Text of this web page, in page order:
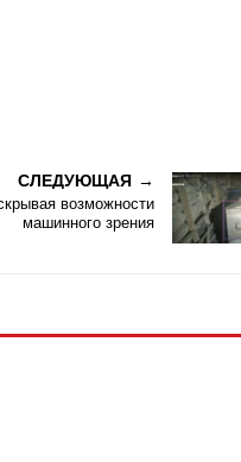
СЛЕДУЮЩАЯ
возможности
машинного зрения